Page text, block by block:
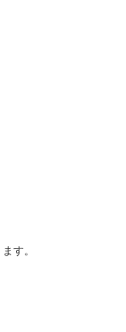
す。